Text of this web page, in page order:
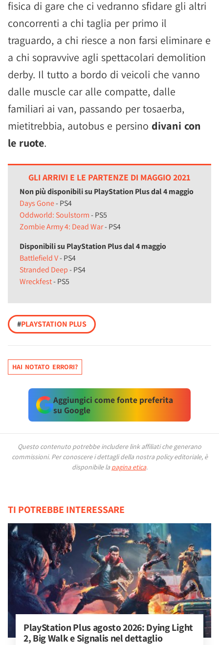
fisica di gare che ci vedranno sfidare gli altri
concorrenti a chi taglia per primo il
traguardo, a chi riesce a non farsi eliminare e
a chi sopravvive agli spettacolari demolition
derby. Il tutto a bordo di veicoli che vanno
dalle muscle car alle compatte, dalle
familiari ai van, passando per tosaerba,
mietitrebbia, autobus e persino divani con
le ruote.
GLI ARRIVI E LE PARTENZE DI MAGGIO 2021
Non più disponibili su PlayStation Plus dal 4 maggio
Days Gone- PS4
Oddworld: Soulstorm- PS5
Zombie Army 4: Dead War- PS4
Disponibili su PlayStation Plus dal 4 maggio
Battlefield V- PS4
Stranded Deep- PS4
Wreckfest- PS5
#PLAYSTATION PLUS
HAI NOTATO ERRORI?
Aggiungici come fonte preferita
su Google
Questo contenuto potrebbe includere link affiliati che generano
commissioni. Per conoscere i dettagli della nostra policy editoriale, è
disponibile la pagina etica.
TI POTREBBE INTERESSARE
PlayStation Plus agosto 2026: Dying Light
2, Big Walk e Signalis nel dettaglio